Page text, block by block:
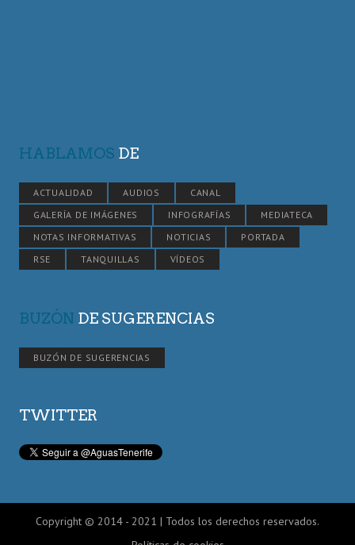
HABLAMOS DE
ACTUALIDAD AUDIOS
CANAL
GALERÍA DE IMÁGENES
INFOGRAFÍAS
MEDIATECA
NOTAS INFORMATIVAS
NOTICIAS
PORTADA
RSE
TANQUILLAS VÍDEOS
BUZÓN DE SUGERENCIAS
BUZÓN DE SUGERENCIAS
TWITTER
Copyright © 2014 - 2021 | Todos los derechos reservados.